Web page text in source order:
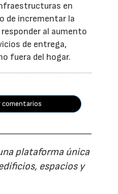
en
de incrementar la
al aumento
de entrega,
fuera del hogar.
comentarios
plataforma única
espacios y